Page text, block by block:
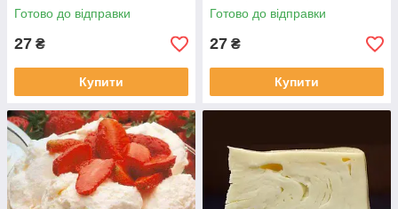
Готово до відправки
27 ₴
Купити
Готово до відправки
27 ₴
Купити